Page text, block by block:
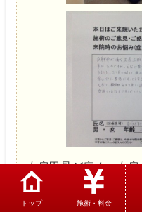
トップ 施術・料金
右肩甲骨が痛く、右
痛みで日常生活を送
み整骨院に通い始め